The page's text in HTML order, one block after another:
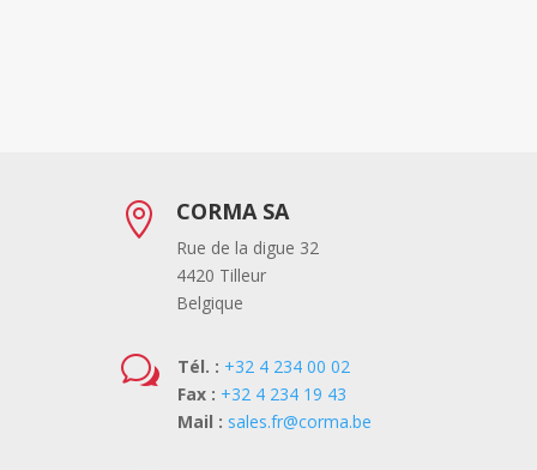
 CORMA SA
Rue de la digue 32
4420 Tilleur
Belgique
w Tél. : +32 4 234 00 02
Fax : +32 4 234 19 43
Mail : sales.fr@corma.be